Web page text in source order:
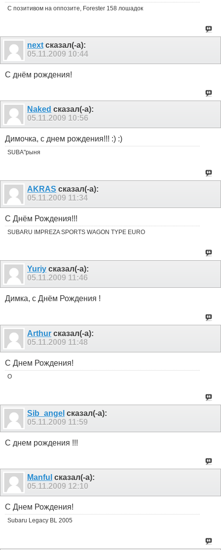
С позитивом на оппозите, Forester 158 лошадок
next сказал(-а):
05.11.2009 10:44
С днём рождения!
Naked сказал(-а):
05.11.2009 10:56
Димочка, с днем рождения!!! :) :)
SUBA"рыня
AKRAS сказал(-а):
05.11.2009 11:34
С Днём Рождения!!!
SUBARU IMPREZA SPORTS WAGON TYPE EURO
Yuriy сказал(-а):
05.11.2009 11:46
Димка, с Днём Рождения !
Arthur сказал(-а):
05.11.2009 11:48
C Днем Рождения!
O
Sib_angel сказал(-а):
05.11.2009 11:59
С днем рождения !!!
Manful сказал(-а):
05.11.2009 12:10
С Днем Рождения!
Subaru Legacy BL 2005